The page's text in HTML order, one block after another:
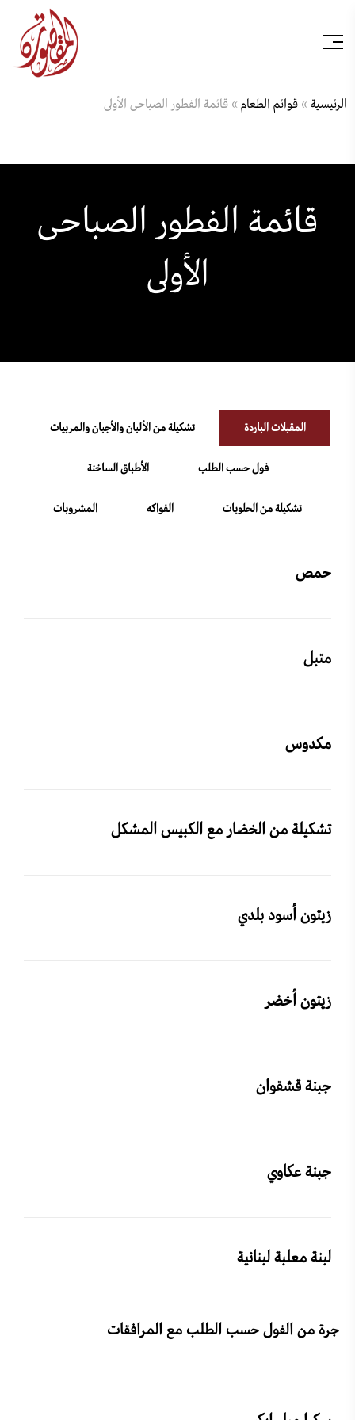
الرئيسية » قوائم الطعام » قائمة الفطور الصباحى الأولى
قائمة الفطور الصباحى
الأولى
المقبلات الباردة تشكيلة من الألبان والأجبان والمربيات
فول حسب الطلب الأطباق الساخنة
تشكيلة من الحلويات الفواكه المشروبات
حمص
متبل
مكدوس
تشكيلة من الخضار مع الكبيس المشكل
زيتون أسود بلدي
زيتون أخضر
جبنة قشقوان
جبنة عكاوي
لبنة معلبة لبنانية
جرة من الفول حسب الطلب مع المرافقات